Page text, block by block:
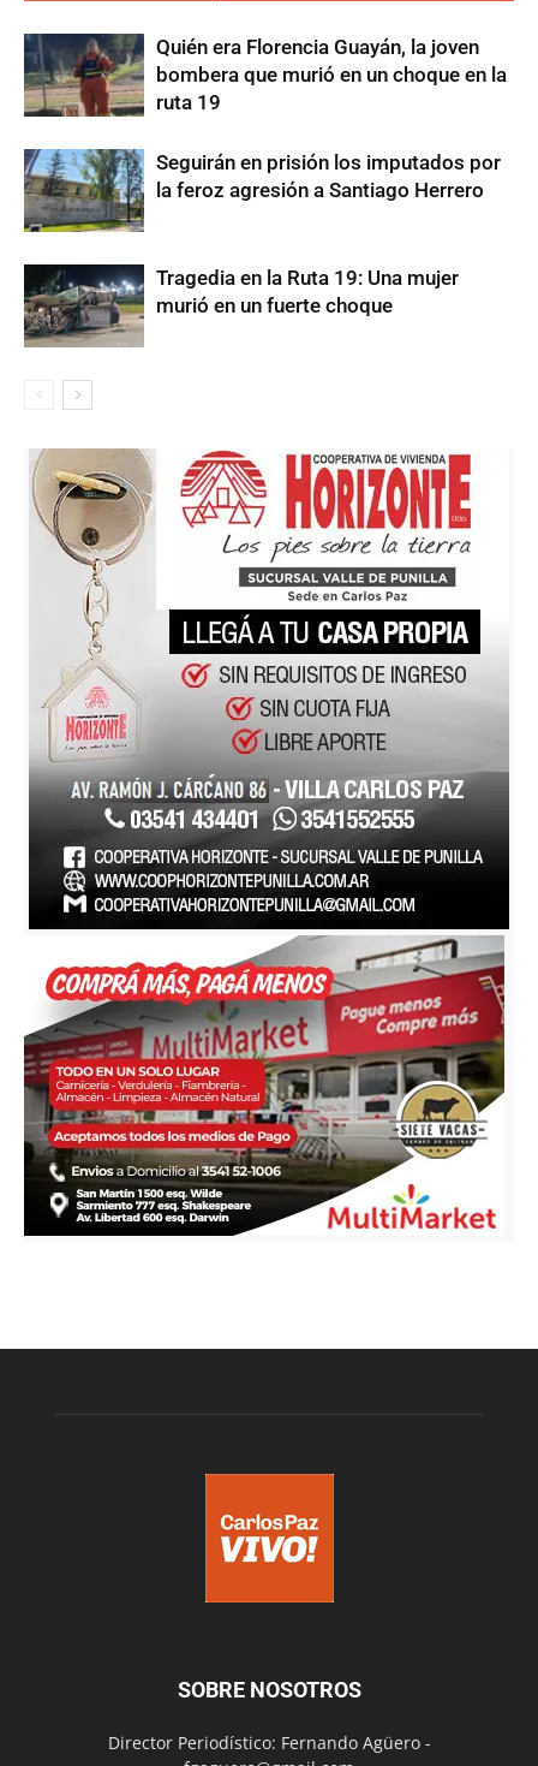
Quién era Florencia Guayán, la joven
bombera que murió en un choque en la
ruta 19
Seguirán en prisión los imputados por
la feroz agresión a Santiago Herrero
Tragedia en la Ruta 19: Una mujer
murió en un fuerte choque
SOBRE NOSOTROS
Director Periodístico: Fernando Agüero -